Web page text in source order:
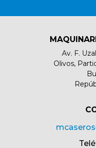
Av. F.
Olivos,